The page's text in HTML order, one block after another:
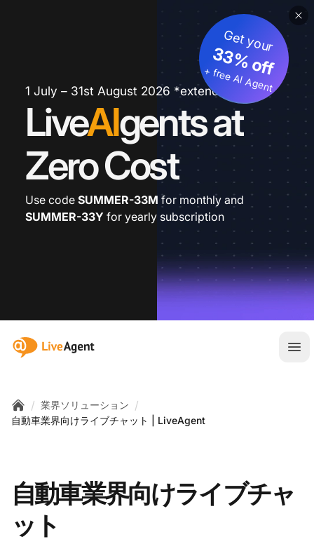
1 July – 31st August 2026 *extended
LiveAIgents at
Zero Cost
Get your
33% off
+ free AI Agent
Use code SUMMER-33M for monthly and
SUMMER-33Y for yearly subscription
:site.title
メ
Home
/ 業界ソリューション /
自動車業界向けライブチャット | LiveAgent
自動車業界向けライブチャ
ット